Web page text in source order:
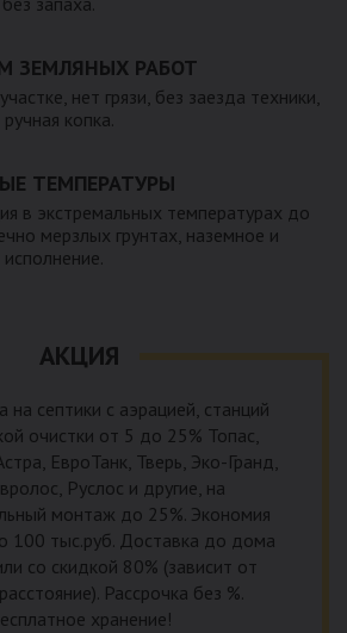
ЗЕМЛЯНЫХ РАБОТ
нет грязи, без заезда техники,
копка.
ТЕМПЕРАТУРЫ
в экстремальных температурах до
мерзлых грунтах, наземное и
АКЦИЯ
на септики с аэрацией, станций
очистки от 5 до 25% Топас,
ЕвроТанк, Тверь, Эко-Гранд,
Руслос и другие, на
монтаж до 25%. Экономия
100 тыс.руб. Доставка до дома
со скидкой 80% (зависит от
Рассрочка без %.
хранение!